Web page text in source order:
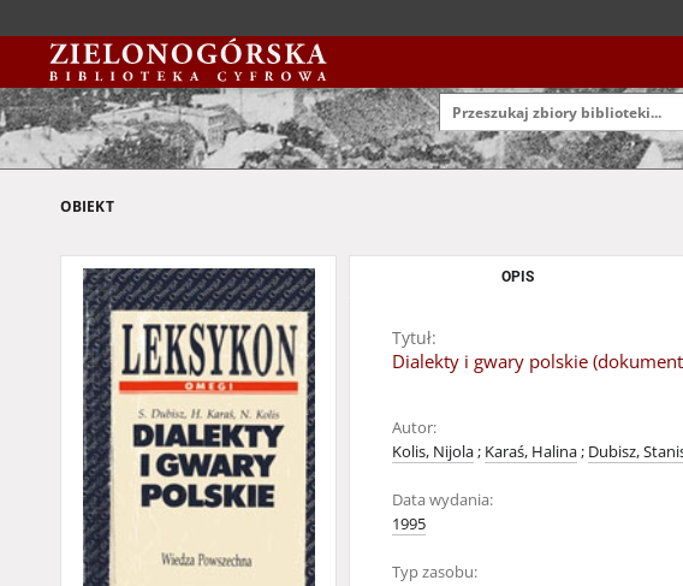
OBIEKT
OPIS
Tytuł:
Dialekty i gwary polskie
Autor:
Kolis, Nijola; Karaś, Halina; Dubisz,
Data wydania:
1995
Typ zasobu: